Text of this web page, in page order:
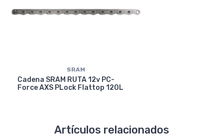
SRAM
Cadena SRAM RUTA 12v PC-
Force AXS PLock Flattop 120L
Artículos relacionados